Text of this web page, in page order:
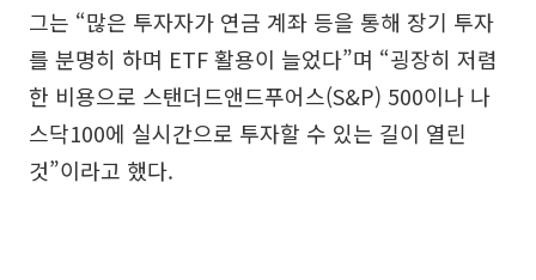
그는 “많은 투자자가 연금 계좌 등을 통해 장기 투자
를 분명히 하며 ETF 활용이 늘었다”며 “굉장히 저렴
한 비용으로 스탠더드앤드푸어스(S&P) 500이나 나
스닥100에 실시간으로 투자할 수 있는 길이 열린
것”이라고 했다.